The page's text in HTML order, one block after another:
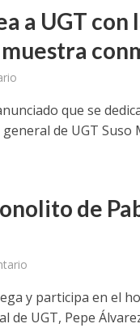
a UGT con
que se
de UGT Suso
de
y participa en el
de UGT, Pepe